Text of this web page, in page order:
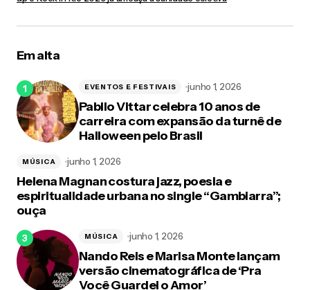
Em alta
Pabllo Vittar celebra 10 anos de
carreira com expansão da turnê de
Halloween pelo Brasil
EVENTOS E FESTIVAIS junho 1, 2026
Helena Magnan costura jazz, poesia e
espiritualidade urbana no single “Gambiarra”;
ouça
MÚSICA junho 1, 2026
Nando Reis e Marisa Monte lançam
versão cinematográfica de ‘Pra
Você Guardei o Amor’
MÚSICA junho 1, 2026